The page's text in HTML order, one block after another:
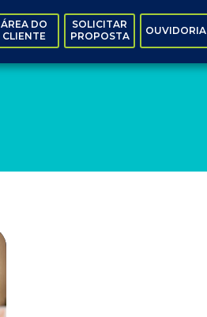
OUVIDORIA
SOLICITAR
PROPOSTA
ÁREA DO
CLIENTE